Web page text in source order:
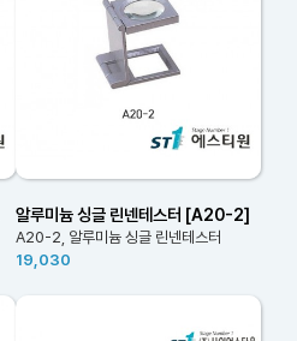
알루미늄 싱글 린넨테스터 [A20-2]
A20-2, 알루미늄 싱글 린넨테스터
19,030